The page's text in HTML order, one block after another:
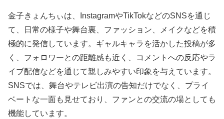
金子きょんちぃは、InstagramやTikTokなどのSNSを通じ
て、日常の様子や舞台裏、ファッション、メイクなどを積
極的に発信しています。ギャルキャラを活かした投稿が多
く、フォロワーとの距離感も近く、コメントへの反応やラ
イブ配信などを通じて親しみやすい印象を与えています。
SNSでは、舞台やテレビ出演の告知だけでなく、プライ
ベートな一面も見せており、ファンとの交流の場としても
機能しています。